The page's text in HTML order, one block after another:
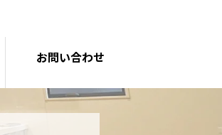
お問い合わせ